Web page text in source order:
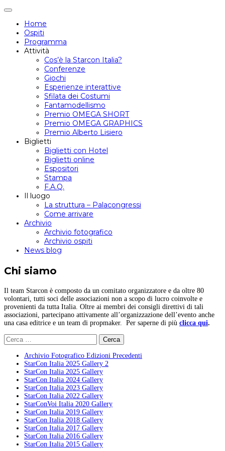
Attiva/disattiva
navigazione
Home
Ospiti
Programma
Attività
Cos’è la Starcon Italia?
Conferenze
Giochi
Esperienze interattive
Sfilata dei Costumi
Fantamodellismo
Premio OMEGA SHORT
Premio OMEGA GRAPHICS
Premio Alberto Lisiero
Biglietti
Biglietti con Hotel
Biglietti online
Espositori
Stampa
F.A.Q.
Il luogo
La struttura – Palacongressi
Come arrivare
Archivio
Archivio fotografico
Archivio ospiti
News blog
Chi siamo
Il team Starcon è composto da un comitato organizzatore e da oltre 80
volontari, tutti soci delle associazioni non a scopo di lucro coinvolte e
provenienti da tutta Italia. Oltre ai membri dei consigli direttivi di tali
associazioni, partecipano attivamente all’organizzazione dell’evento anche
una casa editrice e un team di propmaker. Per saperne di più clicca qui.
Ricerca
per:
Archivio Fotografico Edizioni Precedenti
StarCon Italia 2025 Gallery 2
StarCon Italia 2025 Gallery
StarCon Italia 2024 Gallery
StarCon Italia 2023 Gallery
StarCon Italia 2022 Gallery
StarConVoi Italia 2020 Gallery
StarCon Italia 2019 Gallery
StarCon Italia 2018 Gallery
StarCon Italia 2017 Gallery
StarCon Italia 2016 Gallery
StarCon Italia 2015 Gallery